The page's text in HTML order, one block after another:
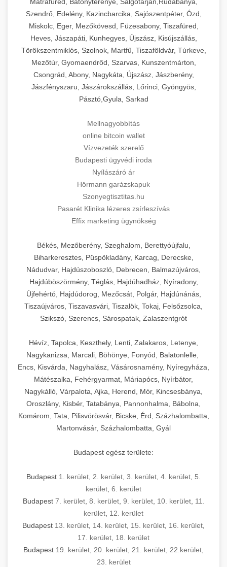
Szendrő, Edelény, Kazincbarcika, Sajószentpéter, Ózd,
Miskolc, Eger, Mezőkövesd, Füzesabony, Tiszafüred,
Heves, Jászapáti, Kunhegyes, Újszász, Kisújszállás,
Törökszentmiklós, Szolnok, Martfű, Tiszaföldvár, Túrkeve,
Mezőtúr, Gyomaendrőd, Szarvas, Kunszentmárton,
Csongrád, Abony, Nagykáta, Újszász, Jászberény,
Jászfényszaru, Jászárokszállás, Lőrinci, Gyöngyös,
Pásztó,Gyula, Sarkad
Mellnagyobbítás
online bitcoin wallet
Vízvezeték szerelő
Budapesti ügyvédi iroda
Nyílászáró ár
Hörmann garázskapuk
Szonyegtisztitas.hu
Pasarét Klinika lézeres zsírleszívás
Effix marketing ügynökség
Békés, Mezőberény, Szeghalom, Berettyóújfalu,
Biharkeresztes, Püspökladány, Karcag, Derecske,
Nádudvar, Hajdúszoboszló, Debrecen, Balmazújváros,
Hajdúböszörmény, Téglás, Hajdúhadház, Nyíradony,
Újfehértó, Hajdúdorog, Mezőcsát, Polgár, Hajdúnánás,
Tiszaújváros, Tiszavasvári, Tiszalök, Tokaj, Felsőzsolca,
Szikszó, Szerencs, Sárospatak, Zalaszentgrót
Hévíz, Tapolca, Keszthely, Lenti, Zalakaros, Letenye,
Nagykanizsa, Marcali, Böhönye, Fonyód, Balatonlelle,
Encs, Kisvárda, Nagyhalász, Vásárosnamény, Nyíregyháza,
Mátészalka, Fehérgyarmat, Máriapócs, Nyírbátor,
Nagykálló, Várpalota, Ajka, Herend, Mór, Kincsesbánya,
Oroszlány, Kisbér, Tatabánya, Pannonhalma, Bábolna,
Komárom, Tata, Pilisvörösvár, Bicske, Érd, Százhalombatta,
Martonvásár, Százhalombatta, Gyál
Budapest egész területe:
Budapest 1. kerület 2. kerület 3. kerület 4. kerület 5.
kerület 6. kerület
Budapest 7. kerület, 8. kerület, 9. kerület, 10. kerület, 11.
kerület 12. kerület
Budapest 13. kerület 14. kerület 15. kerület 16. kerület
17. kerület 18. kerület
Budapest 19. kerület 20. kerület 21. kerület 22.kerület
23. kerület